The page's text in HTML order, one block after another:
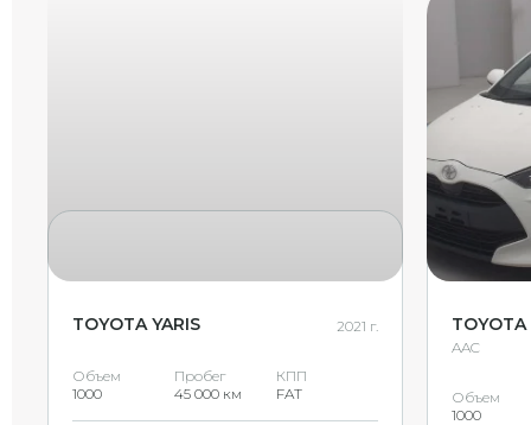
TOYOTA YARIS 2021 г.
Объем
1000
Пробег
45 000 км
КПП
FAT
TOYOTA
AAC
Объем
1000